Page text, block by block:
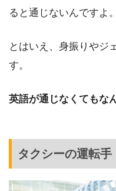
ると通じないんですよ。
とはいえ、身振りやジ
す。
英語が通じなくてもな
タクシーの運転手